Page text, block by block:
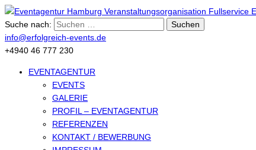
Suche nach:
info@erfolgreich-events.de
+4940 46 777 230
EVENTAGENTUR
EVENTS
GALERIE
PROFIL – EVENTAGENTUR
REFERENZEN
KONTAKT / BEWERBUNG